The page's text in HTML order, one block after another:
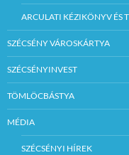
ARCULATI KÉZIKÖNYV ÉS
SZÉCSÉNY VÁROSKÁRTYA
SZÉCSÉNYINVEST
TÖMLÖCBÁSTYA
MÉDIA
SZÉCSÉNYI HÍREK